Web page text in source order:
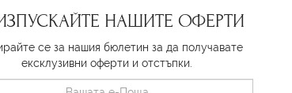
НАШИТЕ ОФЕРТИ
се за нашия бюлетин за да получавате
ексклузивни оферти и отстъпки.